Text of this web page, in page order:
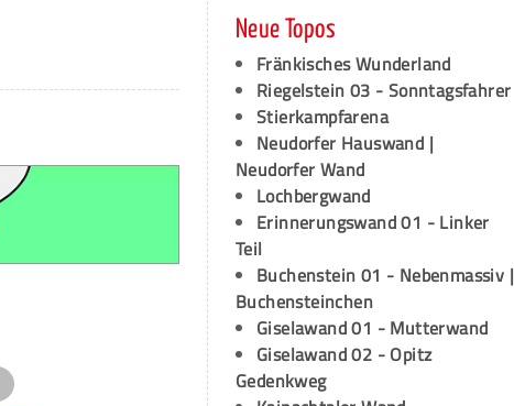
Neue Topos
Fränkisches Wunderland
Riegelstein 03 - Sonntagsfahrer
Stierkampfarena
Neudorfer Hauswand |
Neudorfer Wand
Lochbergwand
Erinnerungswand 01 - Linker
Teil
Buchenstein 01 - Nebenmassiv |
Buchensteinchen
Giselawand 01 - Mutterwand
Giselawand 02 - Opitz
Gedenkweg